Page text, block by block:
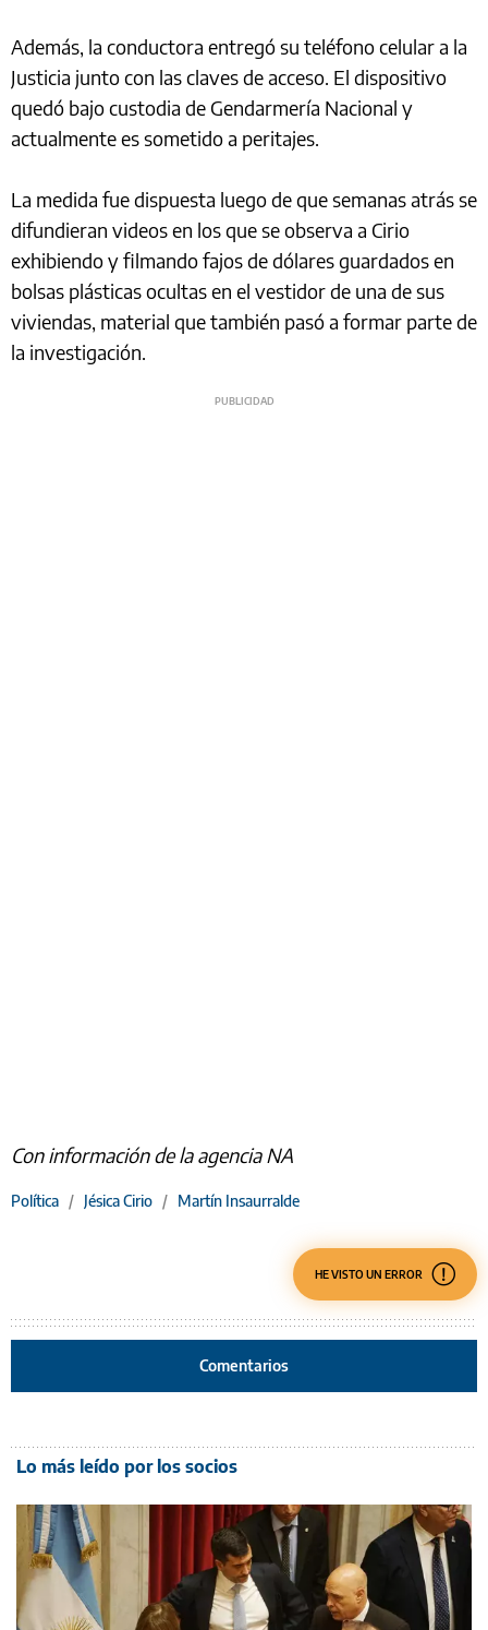
Además, la conductora entregó su teléfono celular a la
Justicia junto con las claves de acceso. El dispositivo
quedó bajo custodia de Gendarmería Nacional y
actualmente es sometido a peritajes.
La medida fue dispuesta luego de que semanas atrás se
difundieran videos en los que se observa a Cirio
exhibiendo y filmando fajos de dólares guardados en
bolsas plásticas ocultas en el vestidor de una de sus
viviendas, material que también pasó a formar parte de
la investigación.
Con información de la agencia NA
Política / Jésica Cirio / Martín Insaurralde
HE VISTO UN ERROR
Comentarios
Lo más leído por los socios